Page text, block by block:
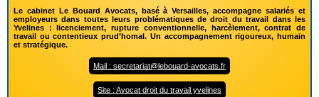
Le cabinet Le Bouard Avocats, basé à Versailles, accompagne salariés et
employeurs dans toutes leurs problématiques de droit du travail dans les
Yvelines : licenciement, rupture conventionnelle, harcèlement, contrat de
travail ou contentieux prud’homal. Un accompagnement rigoureux, humain
et stratégique.
Mail : secretariat@lebouard-avocats.fr
Site : Avocat droit du travail yvelines